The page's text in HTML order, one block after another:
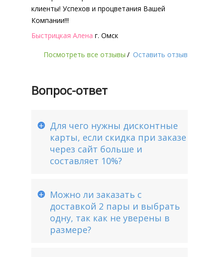
клиенты! Успехов и процветания Вашей
Компании!!!
Быстрицкая Алена г. Омск
Посмотреть все отзывы / Оставить отзыв
Вопрос-ответ
Для чего нужны дисконтные
карты, если скидка при заказе
через сайт больше и
составляет 10%?
Можно ли заказать с
доставкой 2 пары и выбрать
одну, так как не уверены в
размере?